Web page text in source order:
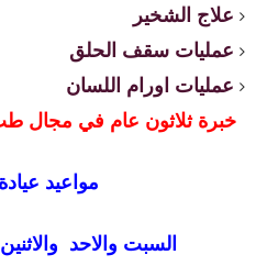
علاج الشخير
عمليات سقف الحلق
عمليات اورام اللسان
خبرة ثلاثون عام في مجال
مواعيد
السبت والاحد والاثنين